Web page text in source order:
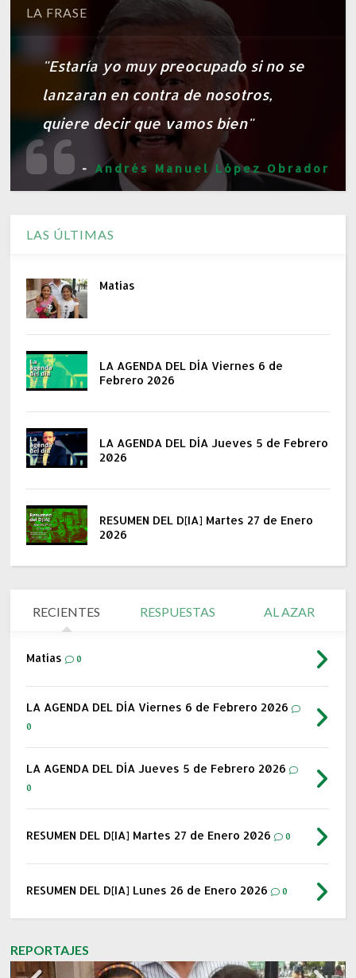
LA FRASE
"Estaría yo muy preocupado si no se
lanzaran en contra de nosotros,
quiere decir que vamos bien"
- Andrés Manuel López Obrador
LAS ÚLTIMAS
Matías
LA AGENDA DEL DÍA Viernes 6 de
Febrero 2026
LA AGENDA DEL DÍA Jueves 5 de Febrero
2026
RESUMEN DEL D[IA] Martes 27 de Enero
2026
RECIENTES RESPUESTAS AL AZAR
Matías 0
LA AGENDA DEL DÍA Viernes 6 de Febrero 2026
0
LA AGENDA DEL DÍA Jueves 5 de Febrero 2026
0
RESUMEN DEL D[IA] Martes 27 de Enero 2026 0
RESUMEN DEL D[IA] Lunes 26 de Enero 2026 0
REPORTAJES